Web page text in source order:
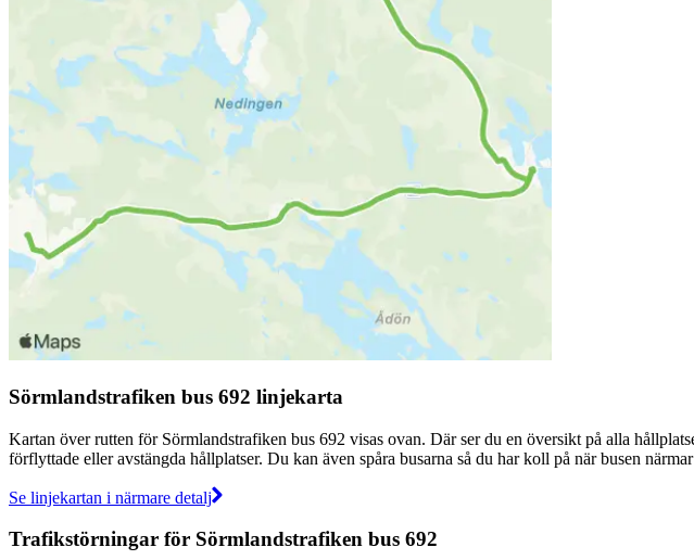
Sörmlandstrafiken bus 692 linjekarta
Kartan över rutten för Sörmlandstrafiken bus 692 visas ovan. Där ser du en översikt på alla
förflyttade eller avstängda hållplatser. Du kan även spåra busarna så du har koll på när busen
Se linjekartan i närmare detalj
Trafikstörningar för Sörmlandstrafiken bus 692